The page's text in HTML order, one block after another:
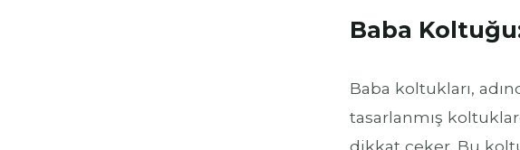
Baba
Baba koltukları,
tasarlanmış
dikkat çeker. Bu